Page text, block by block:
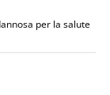
per la salute